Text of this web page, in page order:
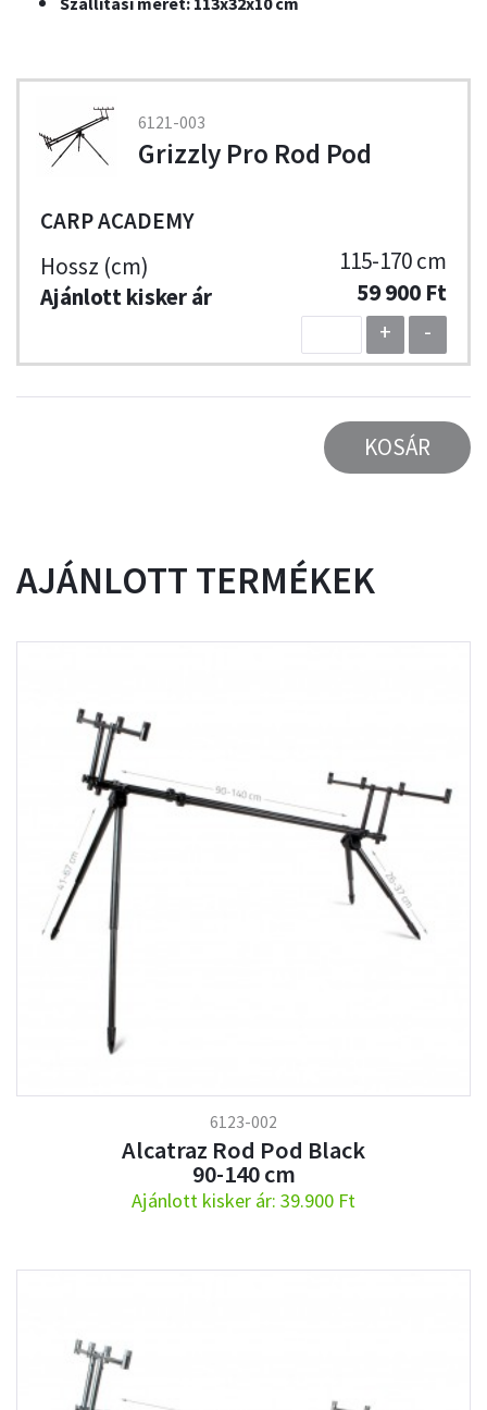
6121-003
Grizzly Pro Rod Pod
CARP ACADEMY
115-170 cm
59 900 Ft
+
-
KOSÁR
AJÁNLOTT TERMÉKEK
6123-002
Alcatraz Rod Pod Black
90-140 cm
Ajánlott kisker ár: 39.900 Ft